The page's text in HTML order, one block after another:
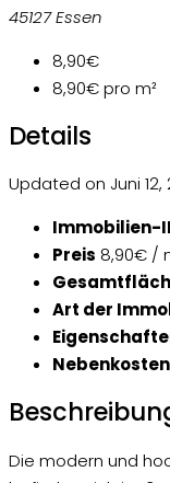
45127 Essen
8,90€
8,90€pro m²
Details
Updated on Juni 12,
Immobilien-
Preis 8,90€ /
Art der
Nebenkosten
Die modern und